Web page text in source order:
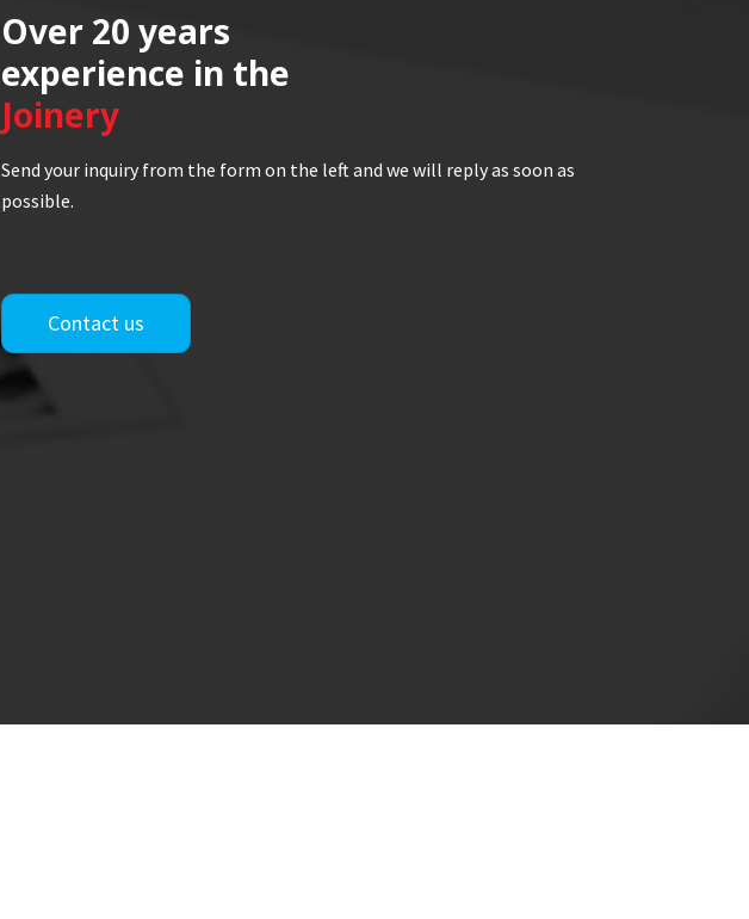
Over 20 years
experience in the
Joinery
Send your inquiry from the form on the left and we will reply as soon as
possible.
Contact us